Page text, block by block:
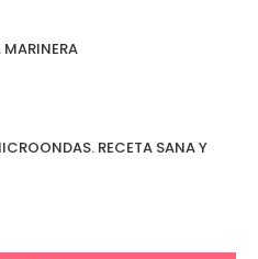
MARINERA
RECETA SANA Y